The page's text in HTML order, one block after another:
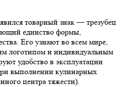
товарный знак — трезубец
единство формы,
Его узнают во всем мире,
логотипом и индивидуальным
удобство в эксплуатации
выполнении кулинарных
центра тяжести).